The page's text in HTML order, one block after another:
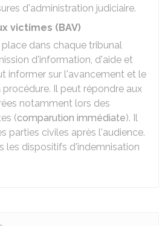
d'administration judiciaire.
victimes (BAV)
place dans chaque tribunal
d'information, d'aide et
informer sur l'avancement et le
Il peut répondre aux
notamment lors des
(comparution immédiate). Il
parties civiles après l'audience.
les dispositifs d'indemnisation